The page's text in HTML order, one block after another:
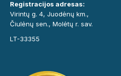
Registracijos adresas:
Virintų g. 4, Juodėnų km.,
Čiulėnų sen., Molėtų r. sav.
LT-33355